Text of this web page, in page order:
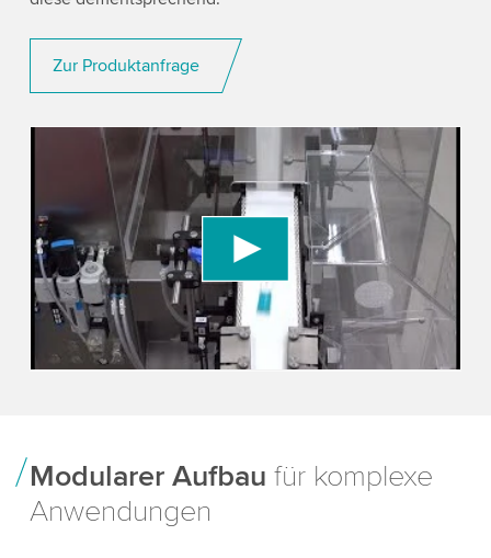
Zur Produktanfrage
We need your consent to load the YouTube
Video service!
We use a third party service to embed video
content that may collect data about your activity.
Please review the details and accept the service
to watch this video.
Accept More information
Modularer Aufbau für komplexe
Anwendungen